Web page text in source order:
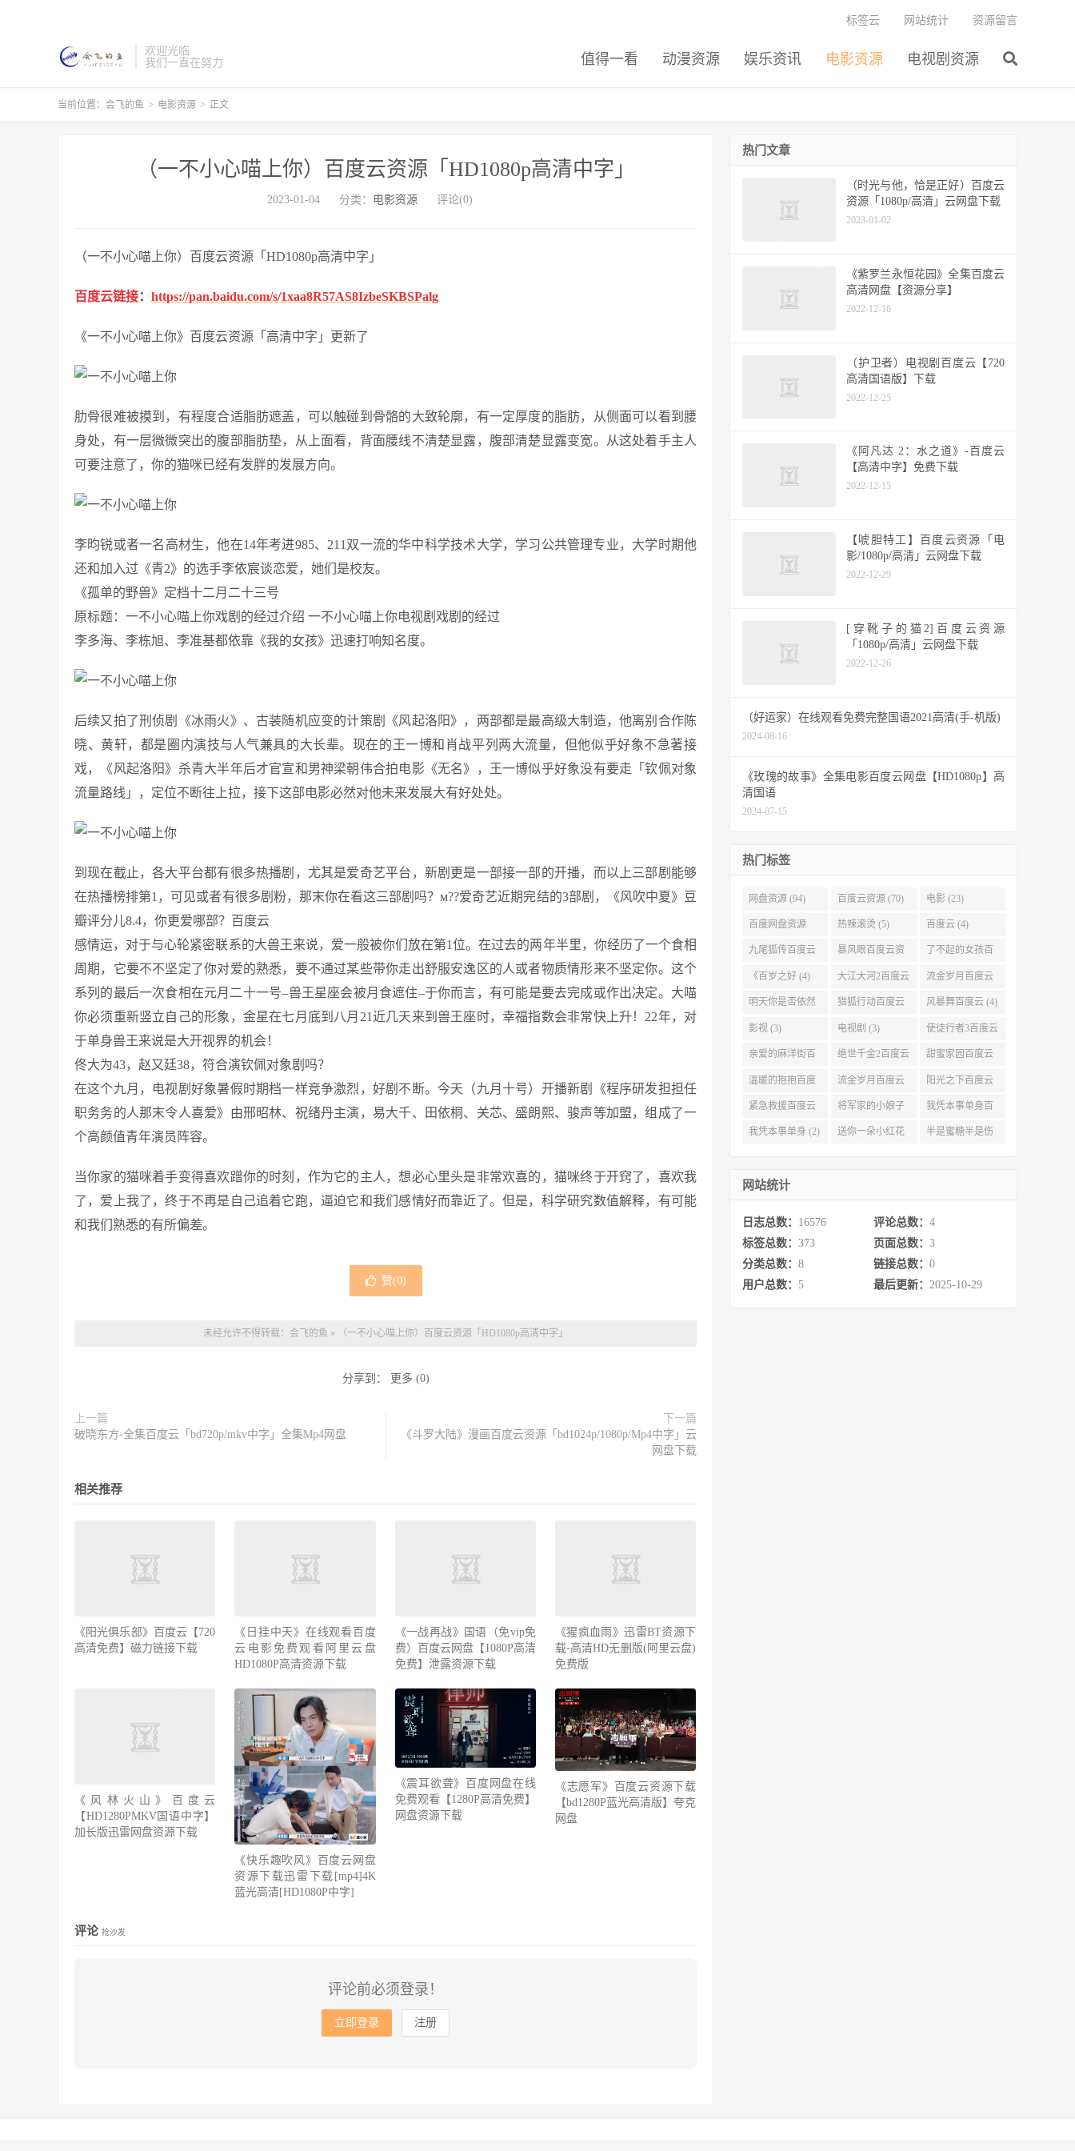
欢迎光临
我们一直在努力
值得一看 动漫资源 娱乐资讯 电影资源 电视剧资源
标签云 网站统计 资源留言
当前位置： 会飞的鱼 > 电影资源 > 正文
（一不小心喵上你）百度云资源「HD1080p高清中字」
2023-01-04 分类： 电影资源 评论(0)
（一不小心喵上你）百度云资源「HD1080p高清中字」
百度云链接： https://pan.baidu.com/s/1xaa8R57AS8IzbeSKBSPalg
《一不小心喵上你》百度云资源「高清中字」更新了
肋骨很难被摸到，有程度合适脂肪遮盖，可以触碰到骨骼的大致轮廓，有一定厚度的脂肪，从侧面可以看到腰
身处，有一层微微突出的腹部脂肪垫，从上面看，背面腰线不清楚显露，腹部清楚显露变宽。从这处着手主人
可要注意了，你的猫咪已经有发胖的发展方向。
李昀锐或者一名高材生，他在14年考进985、211双一流的华中科学技术大学，学习公共管理专业，大学时期他
还和加入过《青2》的选手李依宸谈恋爱，她们是校友。
《孤单的野兽》定档十二月二十三号
原标题：一不小心喵上你戏剧的经过介绍 一不小心喵上你电视剧戏剧的经过
李多海、李栋旭、李准基都依靠《我的女孩》迅速打响知名度。
后续又拍了刑侦剧《冰雨火》、古装随机应变的计策剧《风起洛阳》，两部都是最高级大制造，他离别合作陈
晓、黄轩，都是圈内演技与人气兼具的大长辈。现在的王一博和肖战平列两大流量，但他似乎好象不急著接
戏，《风起洛阳》杀青大半年后才官宣和男神梁朝伟合拍电影《无名》，王一博似乎好象没有要走「钦佩对象
流量路线」，定位不断往上拉，接下这部电影必然对他未来发展大有好处处。
到现在截止，各大平台都有很多热播剧，尤其是爱奇艺平台，新剧更是一部接一部的开播，而以上三部剧能够
在热播榜排第1，可见或者有很多剧粉，那末你在看这三部剧吗？м??爱奇艺近期完结的3部剧，《风吹中夏》豆
瓣评分儿8.4，你更爱哪部？百度云
感情运，对于与心轮紧密联系的大兽王来说，爱一般被你们放在第1位。在过去的两年半里，你经历了一个食相
周期，它要不不坚定了你对爱的熟悉，要不通过某些带你走出舒服安逸区的人或者物质情形来不坚定你。这个
系列的最后一次食相在元月二十一号–兽王星座会被月食遮住–于你而言，有可能是要去完成或作出决定。大喵
你必须重新竖立自己的形象，金星在七月底到八月21近几天来到兽王座时，幸福指数会非常快上升！22年，对
于单身兽王来说是大开视界的机会！
佟大为43，赵又廷38，符合演钦佩对象剧吗？
在这个九月，电视剧好象暑假时期档一样竞争激烈，好剧不断。今天（九月十号）开播新剧《程序研发担担任
职务务的人那末令人喜爱》由邢昭林、祝绪丹主演，易大千、田依桐、关芯、盛朗熙、骏声等加盟，组成了一
个高颜值青年演员阵容。
当你家的猫咪着手变得喜欢蹭你的时刻，作为它的主人，想必心里头是非常欢喜的，猫咪终于开窍了，喜欢我
了，爱上我了，终于不再是自己追着它跑，逼迫它和我们感情好而靠近了。但是，科学研究数值解释，有可能
和我们熟悉的有所偏差。
赞(0)
未经允许不得转载： 会飞的鱼 » （一不小心喵上你）百度云资源「HD1080p高清中字」
分享到： 更多 (0)
上一篇
破晓东方-全集百度云「bd720p/mkv中字」全集Mp4网盘
下一篇
《斗罗大陆》漫画百度云资源「bd1024p/1080p/Mp4中字」云
网盘下载
相关推荐
《阳光俱乐部》百度云【720
高清免费】磁力链接下载
《日挂中天》在线观看百度
云电影免费观看阿里云盘
HD1080P高清资源下载
《一战再战》国语（免vip免
费）百度云网盘【1080P高清
免费】泄露资源下载
《猩疯血雨》迅雷BT资源下
载-高清HD无删版(阿里云盘)
免费版
《风林火山》百度云
【HD1280PMKV国语中字】
加长版迅雷网盘资源下载
《快乐趣吹风》百度云网盘
资源下载迅雷下载[mp4]4K
蓝光高清[HD1080P中字]
《震耳欲聋》百度网盘在线
免费观看【1280P高清免费】
网盘资源下载
《志愿军》百度云资源下载
【bd1280P蓝光高清版】夸克
网盘
评论 抢沙发
评论前必须登录！
立即登录 注册
热门文章
（时光与他，恰是正好）百度云
资源「1080p/高清」云网盘下载
2023-01-02
《紫罗兰永恒花园》全集百度云
高清网盘【资源分享】
2022-12-16
（护卫者）电视剧百度云【720
高清国语版】下载
2022-12-25
《阿凡达 2：水之道》-百度云
【高清中字】免费下载
2022-12-15
【唬胆特工】百度云资源「电
影/1080p/高清」云网盘下载
2022-12-29
[穿靴子的猫2]百度云资源
「1080p/高清」云网盘下载
2022-12-26
（好运家）在线观看免费完整国语2021高清(手-机版)
2024-08-16
《玫瑰的故事》全集电影百度云网盘【HD1080p】高
清国语
2024-07-15
热门标签
网盘资源 (94) 百度云资源 (70) 电影 (23)
百度网盘资源
(11)
热辣滚烫 (5) 百度云 (4)
九尾狐传百度云
(4)
暴风眼百度云资
源 (4)
了不起的女孩百
度云 (4)
《百岁之好 (4) 大江大河2百度云
(4)
流金岁月百度云
(4)
明天你是否依然
爱我百度云 (4)
猎狐行动百度云
(4)
风暴舞百度云 (4)
影视 (3) 电视剧 (3) 使徒行者3百度云
资源 (3)
亲爱的麻洋街百
度云资源 (3)
绝世千金2百度云
(3)
甜蜜家园百度云
(3)
温暖的抱抱百度
云 (3)
流金岁月百度云
完整网盘 (3)
阳光之下百度云
(3)
紧急救援百度云
资源 (2)
将军家的小娘子
百度云 (2)
我凭本事单身百
度云资源 (2)
我凭本事单身 (2) 送你一朵小红花 半是蜜糖半是伤
网站统计
日志总数： 16576 评论总数： 4
标签总数： 373 页面总数： 3
分类总数： 8 链接总数： 0
用户总数： 5 最后更新： 2025-10-29